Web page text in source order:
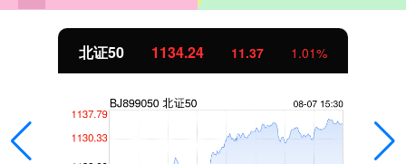
北证50 1134.24 11.37 1.01%